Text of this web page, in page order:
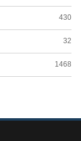
430
32
1468